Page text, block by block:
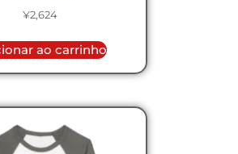
¥2,624
ao carrinho